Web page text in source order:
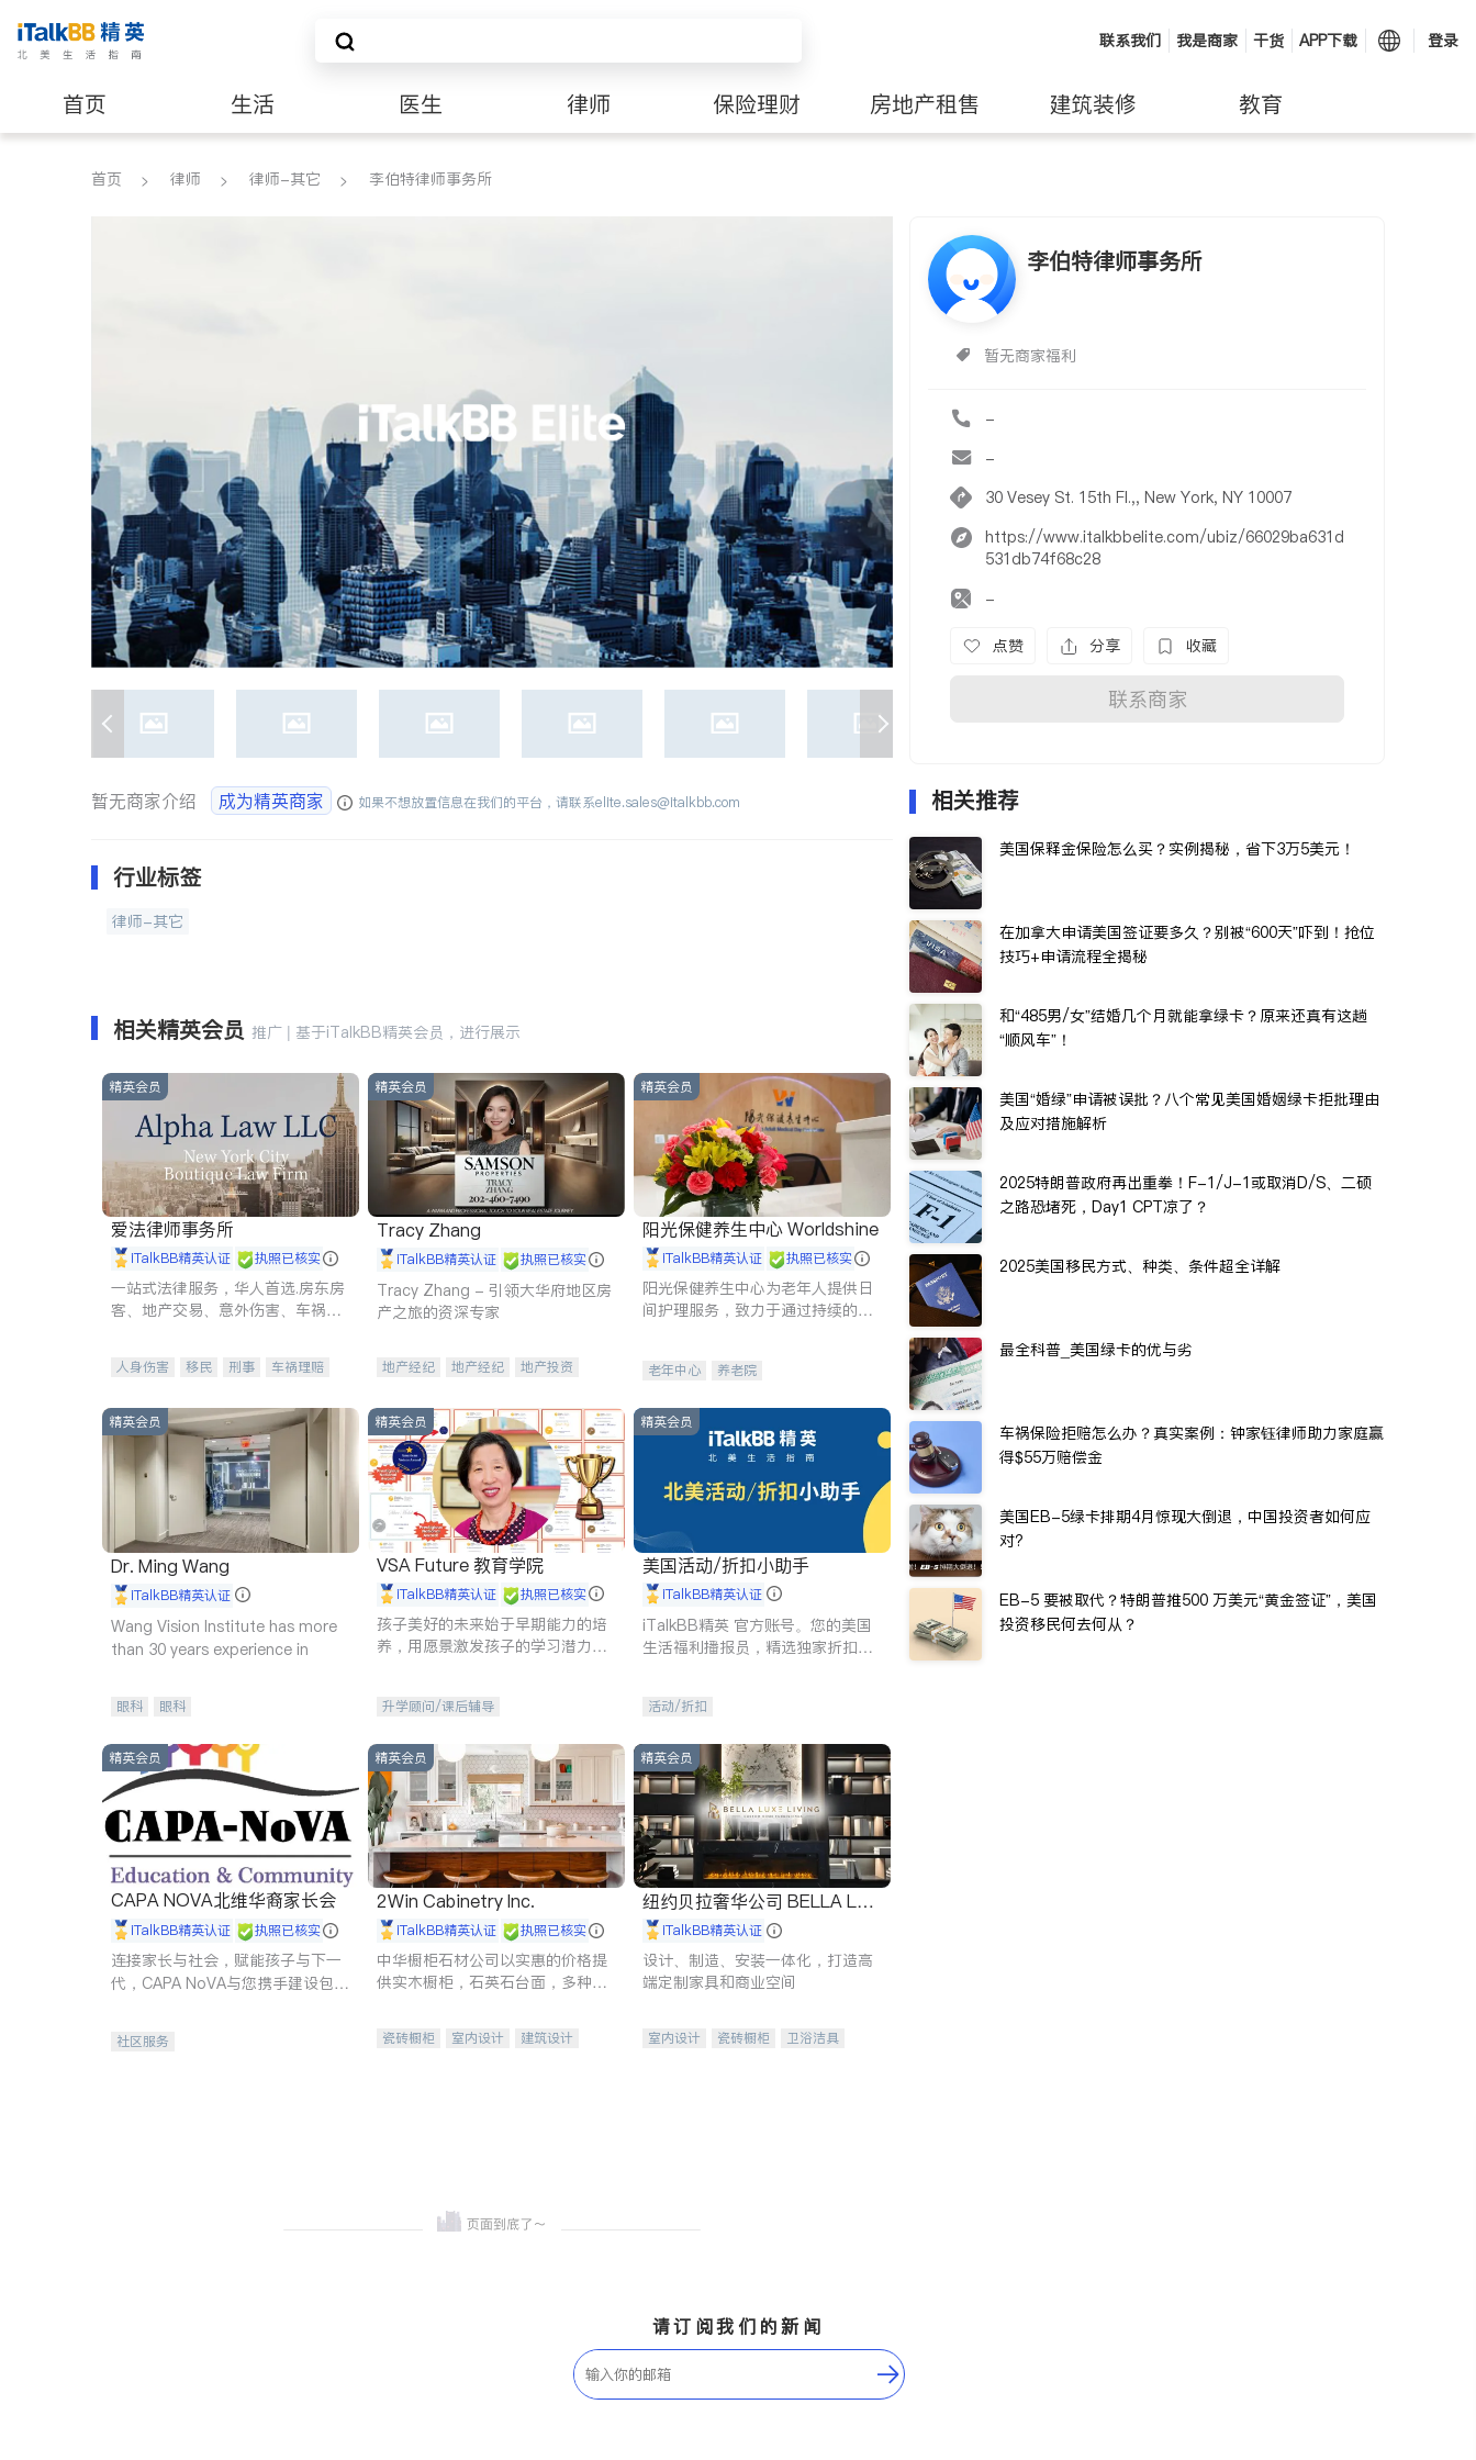
联系我们 我是商家 干货 APP下载 登录
首页 生活 医生 律师 保险理财 房地产租售 建筑装修 教育
养老 非盈利组织
首页 律师 律师-其它 李伯特律师事务所
李伯特律师事务所
暂无商家福利
-
-
30 Vesey St. 15th Fl.,, New York, NY 10007
https://www.italkbbelite.com/ubiz/66029ba631d
531db74f68c28
-
点赞 分享 收藏
联系商家
暂无商家介绍 成为精英商家 如果不想放置信息在我们的平台，请联系elite.sales@italkbb.com
行业标签
律师-其它
相关精英会员 推广 | 基于iTalkBB精英会员，进行展示
精英会员
爱法律师事务所
iTalkBB精英认证 执照已核实
一站式法律服务，华人首选.房东房
客、地产交易、意外伤害、车祸重
人身伤害 移民 刑事
车祸理赔
商标注册
索赔 律师-其它 保释
精英会员
Tracy Zhang
iTalkBB精英认证 执照已核实
Tracy Zhang - 引领大华府地区房
产之旅的资深专家
地产经纪 地产经纪
地产投资
精英会员
阳光保健养生中心 Worldshine
iTalkBB精英认证 执照已核实
阳光保健养生中心为老年人提供日
间护理服务，致力于通过持续的护
老年中心 养老院
精英会员
Dr. Ming Wang
iTalkBB精英认证
Wang Vision Institute has more
than 30 years experience in
眼科 眼科
精英会员
VSA Future 教育学院
iTalkBB精英认证 执照已核实
孩子美好的未来始于早期能力的培
养，用愿景激发孩子的学习潜力和
升学顾问/课后辅导
精英会员
美国活动/折扣小助手
iTalkBB精英认证
iTalkBB精英 官方账号。您的美国
生活福利播报员，精选独家折扣、
活动/折扣
精英会员
CAPA NOVA北维华裔家长会
iTalkBB精英认证 执照已核实
连接家长与社会，赋能孩子与下一
代，CAPA NoVA与您携手建设包
社区服务
精英会员
2Win Cabinetry Inc.
iTalkBB精英认证 执照已核实
中华橱柜石材公司以实惠的价格提
供实木橱柜，石英石台面，多种优
机。品质厨房，家的选择。
瓷砖橱柜 室内设计
建筑设计
精英会员
纽约贝拉奢华公司 BELLA LUX
E iTalkBB精英认证
设计、制造、安装一体化，打造高
端定制家具和商业空间
室内设计 瓷砖橱柜
卫浴洁具
相关推荐
美国保释金保险怎么买？实例揭秘，省下3万5美元！
在加拿大申请美国签证要多久？别被“600天”吓到！抢位
技巧+申请流程全揭秘
和“485男/女”结婚几个月就能拿绿卡？原来还真有这趟
“顺风车”！
美国“婚绿”申请被误批？八个常见美国婚姻绿卡拒批理由
及应对措施解析
2025特朗普政府再出重拳！F-1/J-1或取消D/S、二硕
之路恐堵死，Day1 CPT凉了？
2025美国移民方式、种类、条件超全详解
最全科普_美国绿卡的优与劣
车祸保险拒赔怎么办？真实案例：钟家钰律师助力家庭赢
得$55万赔偿金
美国EB-5绿卡排期4月惊现大倒退，中国投资者如何应
对?
EB-5 要被取代？特朗普推500 万美元“黄金签证”，美国
投资移民何去何从？
请订阅我们的新闻